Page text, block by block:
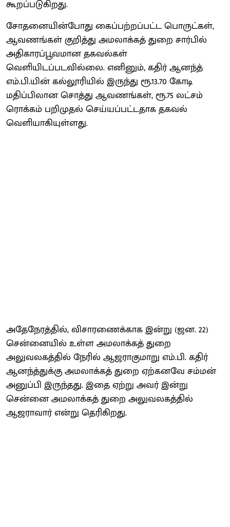
கூறப்படுகிறது.
சோதனையின்போது கைப்பற்றப்பட்ட பொருட்கள்,
ஆவணங்கள் குறித்து அமலாக்கத் துறை சார்பில்
அதிகாரப்பூவமான தகவல்கள்
வெளியிடப்படவில்லை. எனினும், கதிர் ஆனந்த்
எம்.பி.யின் கல்லூரியில் இருந்து ரூ.13.70 கோடி
மதிப்பிலான சொத்து ஆவணங்கள், ரூ.75 லட்சம்
ரொக்கம் பறிமுதல் செய்யப்பட்டதாக தகவல்
வெளியாகியுள்ளது.
அதேநேரத்தில், விசா​ரணைக்காக இன்று (ஜன. 22)
சென்னையில் உள்ள அமலாக்கத் துறை
அலுவலகத்தில் நேரில் ஆஜராகு​மாறு எம்.பி. கதிர்​
ஆனந்த்துக்கு அமலாக்கத் துறை ஏற்கனவே சம்மன்
அனுப்பி இருந்தது. இதை ஏற்று அவர் இன்று
சென்னை அமலாக்கத் துறை அலுவலகத்தில்
ஆஜராவார் என்று தெரிகிறது.